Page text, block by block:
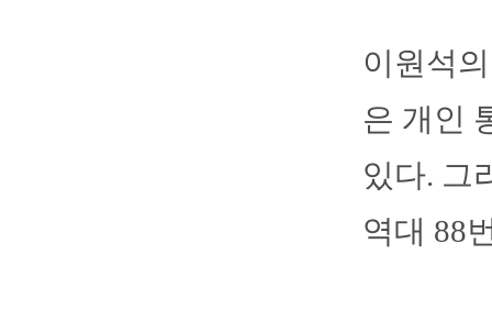
이원석
은 개인
있다. 그
역대 88